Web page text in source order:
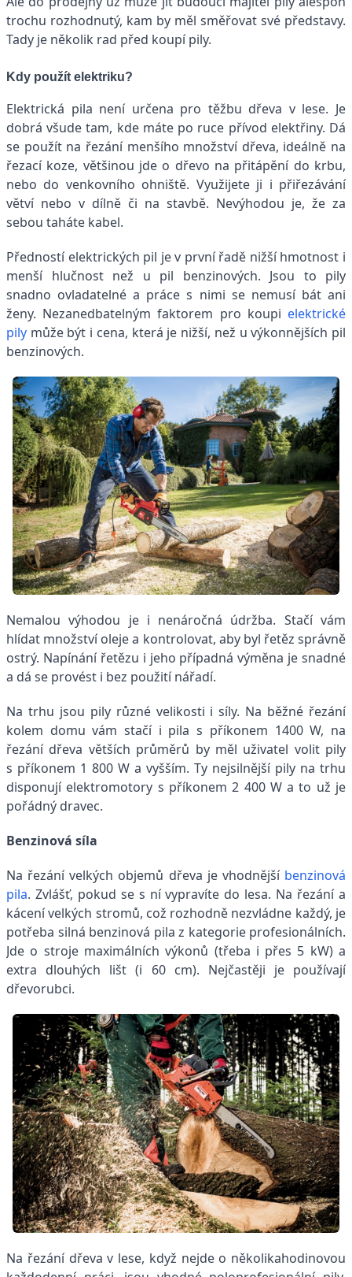
trochu rozhodnutý, kam by měl směřovat své představy.
Tady je několik rad před koupí pily.
Kdy použít elektriku?
Elektrická pila není určena pro těžbu dřeva v lese. Je
dobrá všude tam, kde máte po ruce přívod elektřiny. Dá
se použít na řezání menšího množství dřeva, ideálně na
řezací koze, většinou jde o dřevo na přitápění do krbu,
nebo do venkovního ohniště. Využijete ji i přiřezávání
větví nebo v dílně či na stavbě. Nevýhodou je, že za
sebou taháte kabel.
Předností elektrických pil je v první řadě nižší hmotnost i
menší hlučnost než u pil benzinových. Jsou to pily
snadno ovladatelné a práce s nimi se nemusí bát ani
ženy. Nezanedbatelným faktorem pro koupi elektrické
pily může být i cena, která je nižší, než u výkonnějších pil
benzinových.
Nemalou výhodou je i nenáročná údržba. Stačí vám
hlídat množství oleje a kontrolovat, aby byl řetěz správně
ostrý. Napínání řetězu i jeho případná výměna je snadné
a dá se provést i bez použití nářadí.
Na trhu jsou pily různé velikosti i síly. Na běžné řezání
kolem domu vám stačí i pila s příkonem 1400 W, na
řezání dřeva větších průměrů by měl uživatel volit pily
s příkonem 1 800 W a vyšším. Ty nejsilnější pily na trhu
disponují elektromotory s příkonem 2 400 W a to už je
pořádný dravec.
Benzinová síla
Na řezání velkých objemů dřeva je vhodnější benzinová
pila. Zvlášť, pokud se s ní vypravíte do lesa. Na řezání a
kácení velkých stromů, což rozhodně nezvládne každý, je
potřeba silná benzinová pila z kategorie profesionálních.
Jde o stroje maximálních výkonů (třeba i přes 5 kW) a
extra dlouhých lišt (i 60 cm). Nejčastěji je používají
dřevorubci.
Na řezání dřeva v lese, když nejde o několikahodinovou